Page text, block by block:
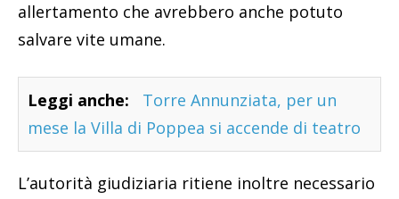
allertamento che avrebbero anche potuto
salvare vite umane.
Leggi anche:
Torre Annunziata, per un
mese la Villa di Poppea si accende di teatro
L’autorità giudiziaria ritiene inoltre necessario